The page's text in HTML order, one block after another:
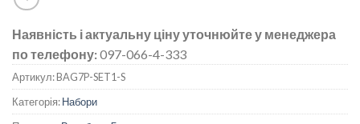
Наявність і актуальну ціну уточнюйте у менеджера
по телефону:097-066-4-333
Артикул:BAG7P-SET1-S
Категорія:Набори